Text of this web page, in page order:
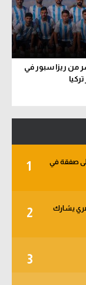
من ريزا سبور في
1
صفقة في
2
32.. والثلاثي المصري يشارك
3